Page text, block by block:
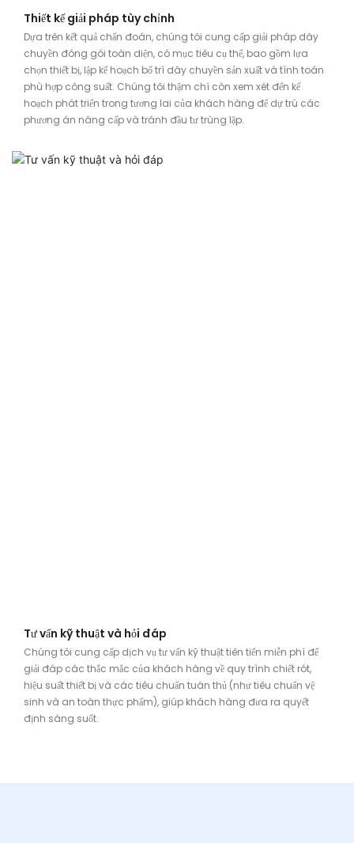
Thiết kế giải pháp tùy chỉnh
Dựa trên kết quả chẩn đoán, chúng tôi cung cấp giải pháp dây
chuyền đóng gói toàn diện, có mục tiêu cụ thể, bao gồm lựa
chọn thiết bị, lập kế hoạch bố trí dây chuyền sản xuất và tính toán
phù hợp công suất. Chúng tôi thậm chí còn xem xét đến kế
hoạch phát triển trong tương lai của khách hàng để dự trù các
phương án nâng cấp và tránh đầu tư trùng lặp.
Tư vấn kỹ thuật và hỏi đáp
Chúng tôi cung cấp dịch vụ tư vấn kỹ thuật tiên tiến miễn phí để
giải đáp các thắc mắc của khách hàng về quy trình chiết rót,
hiệu suất thiết bị và các tiêu chuẩn tuân thủ (như tiêu chuẩn vệ
sinh và an toàn thực phẩm), giúp khách hàng đưa ra quyết
định sáng suốt.